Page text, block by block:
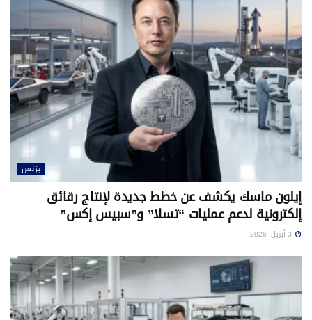
بزنس
إيلون ماسك يكشف عن خطط جديدة لإنتاج رقائق
إلكترونية لدعم عمليات “تسلا” و”سبيس إكس”